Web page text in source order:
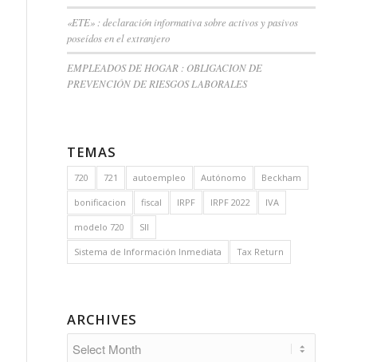
«ETE» : declaración informativa sobre activos y pasivos
poseídos en el extranjero
EMPLEADOS DE HOGAR : OBLIGACION DE
PREVENCIÓN DE RIESGOS LABORALES
TEMAS
720 721 autoempleo Autónomo Beckham
bonificacion fiscal IRPF IRPF 2022 IVA
modelo 720 SII
Sistema de Información Inmediata Tax Return
ARCHIVES